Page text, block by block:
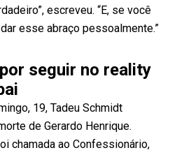
escreveu. “E, se você
esse abraço pessoalmente.”
seguir no reality
19, Tadeu Schmidt
de Gerardo Henrique.
chamada ao Confessionário,